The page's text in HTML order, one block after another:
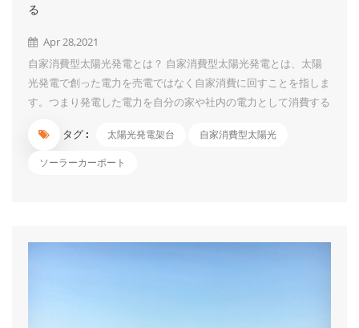
る
Apr 28,2021
自家消費型太陽光発電とは？ 自家消費型太陽光発電とは、太陽
光発電で創った電力を売電ではなく自家消費に回すことを指しま
す。つまり発電した電力を自分の家や社内の電力として消費する
は元から「自家消費＋余剰売電」を行っています。自家消費型太
陽光発電と言われるものは一般的に10kW以上の産業用太陽光発
タグ : 太陽光発電架台 自家消費型太陽光
ソーラーカーポート